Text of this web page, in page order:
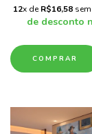
12x deR$16,58
de desconto
COMPRAR